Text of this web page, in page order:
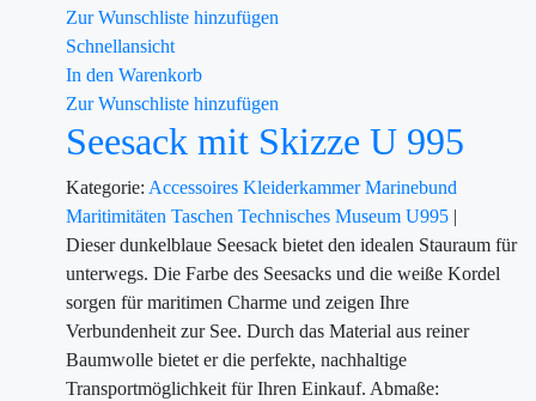
Zur Wunschliste hinzufügen
Schnellansicht
In den Warenkorb
Zur Wunschliste hinzufügen
Seesack mit Skizze U 995
Kategorie: Accessoires KleiderkammerMarinebund
Maritimitäten Taschen Technisches Museum U995 |
Dieser dunkelblaue Seesack bietet den idealen Stauraum für
unterwegs. Die Farbe des Seesacks und die weiße Kordel
sorgen für maritimen Charme und zeigen Ihre
Verbundenheit zur See. Durch das Material aus reiner
Baumwolle bietet er die perfekte, nachhaltige
Transportmöglichkeit für Ihren Einkauf. Abmaße: